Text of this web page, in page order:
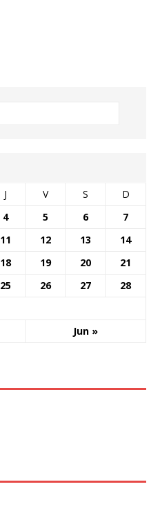
J V S D
Jun »
4 5 6
7
11 12 13
14
18 19 20
21
25 26 27
28